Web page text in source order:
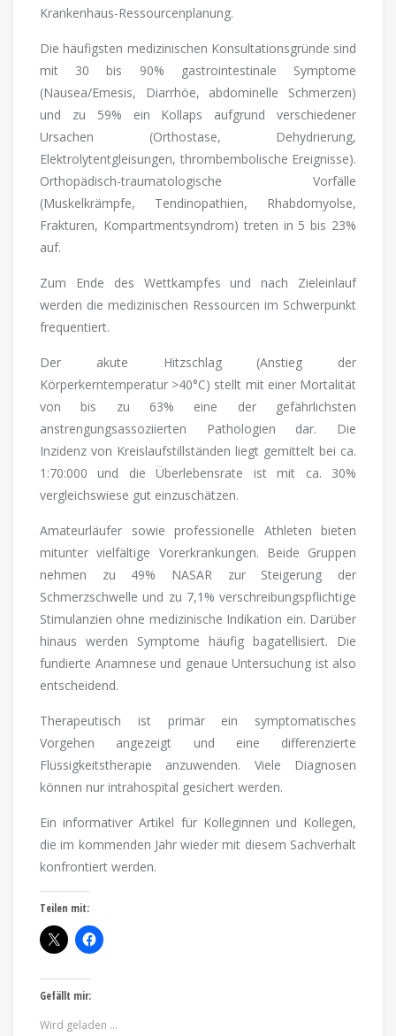
Krankenhaus-Ressourcenplanung.
Die häufigsten medizinischen Konsultationsgründe sind
mit 30 bis 90% gastrointestinale Symptome
(Nausea/Emesis, Diarrhöe, abdominelle Schmerzen)
und zu 59% ein Kollaps aufgrund verschiedener
Ursachen (Orthostase, Dehydrierung,
Elektrolytentgleisungen, thrombembolische Ereignisse).
Orthopädisch-traumatologische Vorfälle
(Muskelkrämpfe, Tendinopathien, Rhabdomyolse,
Frakturen, Kompartmentsyndrom) treten in 5 bis 23%
auf.
Zum Ende des Wettkampfes und nach Zieleinlauf
werden die medizinischen Ressourcen im Schwerpunkt
frequentiert.
Der akute Hitzschlag (Anstieg der
Körperkerntemperatur >40°C) stellt mit einer Mortalität
von bis zu 63% eine der gefährlichsten
anstrengungsassoziierten Pathologien dar. Die
Inzidenz von Kreislaufstillständen liegt gemittelt bei ca.
1:70:000 und die Überlebensrate ist mit ca. 30%
vergleichswiese gut einzuschätzen.
Amateurläufer sowie professionelle Athleten bieten
mitunter vielfältige Vorerkrankungen. Beide Gruppen
nehmen zu 49% NASAR zur Steigerung der
Schmerzschwelle und zu 7,1% verschreibungspflichtige
Stimulanzien ohne medizinische Indikation ein. Darüber
hinaus werden Symptome häufig bagatellisiert. Die
fundierte Anamnese und genaue Untersuchung ist also
entscheidend.
Therapeutisch ist primär ein symptomatisches
Vorgehen angezeigt und eine differenzierte
Flüssigkeitstherapie anzuwenden. Viele Diagnosen
können nur intrahospital gesichert werden.
Ein informativer Artikel für Kolleginnen und Kollegen,
die im kommenden Jahr wieder mit diesem Sachverhalt
konfrontiert werden.
Teilen mit:
Gefällt mir:
Wird geladen …